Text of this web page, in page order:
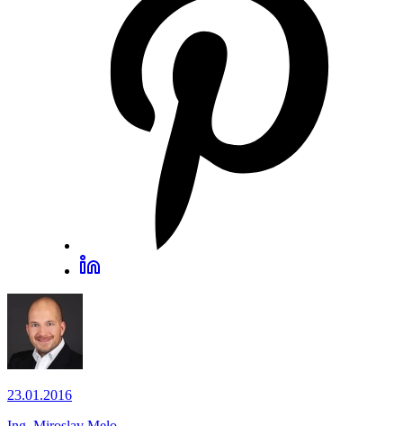
23.01.2016